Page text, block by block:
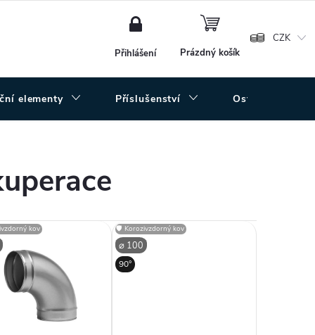
CZK
Přihlášení
NÁKUPNÍ
Prázdný košík
elementy Příslušenství Ostatní
kov
⌀ 100
🛡️ Korozivzdorný kov
90°